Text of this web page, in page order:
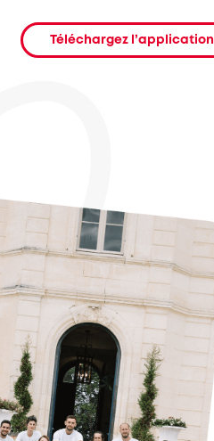
Téléchargez l’application